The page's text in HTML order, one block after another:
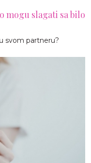
mogu slagati sa bilo
svom partneru?